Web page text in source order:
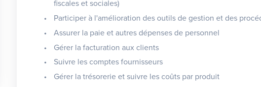
fiscales et sociales)
Participer à l'amélioration des outils de gestion et des
Assurer la paie et autres dépenses de personnel
Gérer la facturation aux clients
Suivre les comptes fournisseurs
Gérer la trésorerie et suivre les coûts par produit